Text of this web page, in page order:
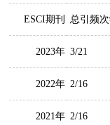
ESCI期刊 总引频
2023年 3/21
2022年 2/16
2021年 2/16